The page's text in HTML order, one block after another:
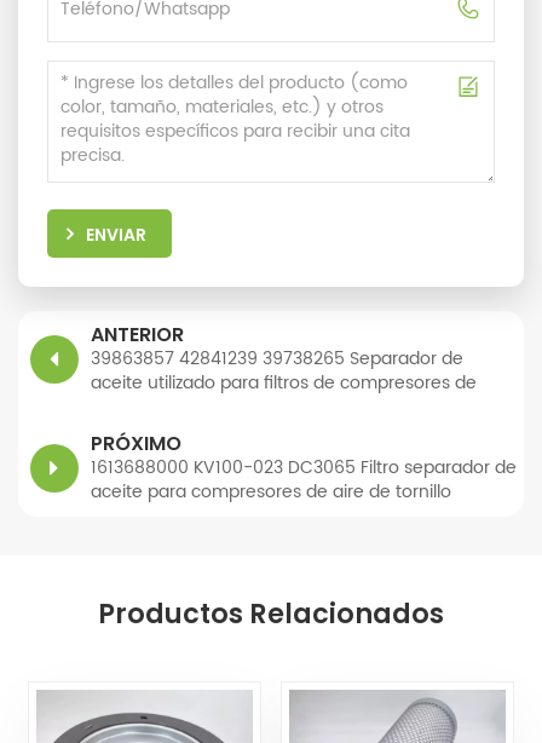
ENVIAR
ANTERIOR
39863857 42841239 39738265 Separador de
aceite utilizado para filtros de compresores de
PRÓXIMO
1613688000 KV100-023 DC3065 Filtro separador de
aceite para compresores de aire de tornillo
Productos Relacionados